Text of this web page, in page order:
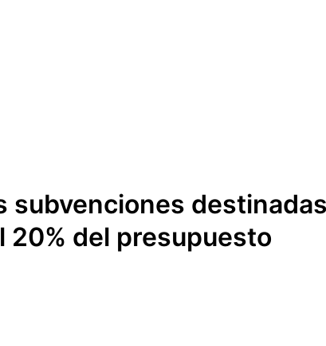
subvenciones
del presupuesto